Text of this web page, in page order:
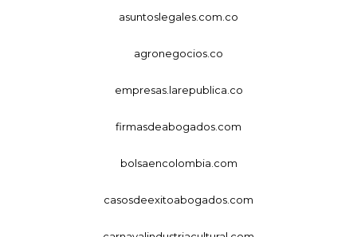
asuntoslegales.com.co
agronegocios.co
empresas.larepublica.co
firmasdeabogados.com
bolsaencolombia.com
casosdeexitoabogados.com